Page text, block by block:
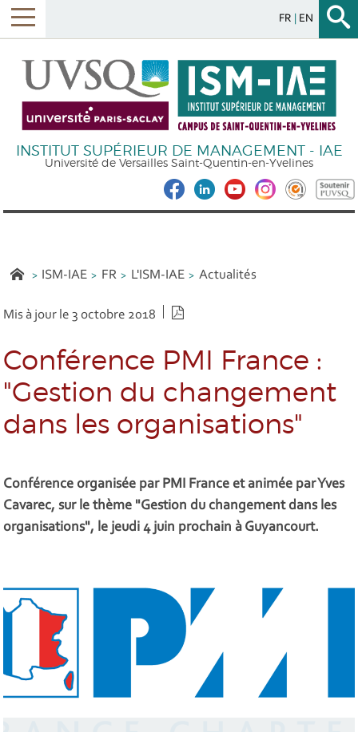
FR EN
INSTITUT SUPÉRIEUR DE MANAGEMENT - IAE
Université de Versailles Saint-Quentin-en-Yvelines
ISM-IAE FR L'ISM-IAE Actualités
Mis à jour le 3 octobre 2018
Conférence PMI France :
"Gestion du changement
dans les organisations"
Conférence organisée par PMI France et animée par Yves
Cavarec, sur le thème "Gestion du changement dans les
organisations", le jeudi 4 juin prochain à Guyancourt.